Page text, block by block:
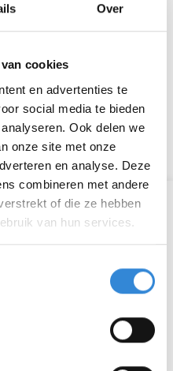
Over
cookies
en advertenties te
social media te bieden
Ook delen we
onze site met onze
en analyse. Deze
combineren met andere
of die ze hebben
van hun services.
gezichten van
voor de uitzending,
worden gemaild naar: